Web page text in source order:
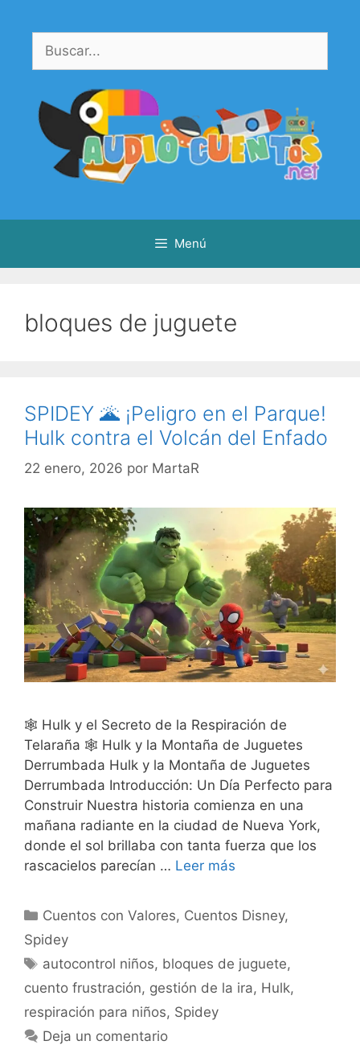
contenido
Buscar:
Menú
bloques de juguete
SPIDEY 🌋 ¡Peligro en el Parque!
Hulk contra el Volcán del Enfado
22 enero, 2026 por MartaR
🕸️ Hulk y el Secreto de la Respiración de
Telaraña 🕸️ Hulk y la Montaña de Juguetes
Derrumbada Hulk y la Montaña de Juguetes
Derrumbada Introducción: Un Día Perfecto para
Construir Nuestra historia comienza en una
mañana radiante en la ciudad de Nueva York,
donde el sol brillaba con tanta fuerza que los
rascacielos parecían … Leer más
Categorías
Cuentos con Valores, Cuentos Disney,
Spidey
Etiquetas
autocontrol niños, bloques de juguete,
cuento frustración, gestión de la ira, Hulk,
respiración para niños, Spidey
Deja un comentario